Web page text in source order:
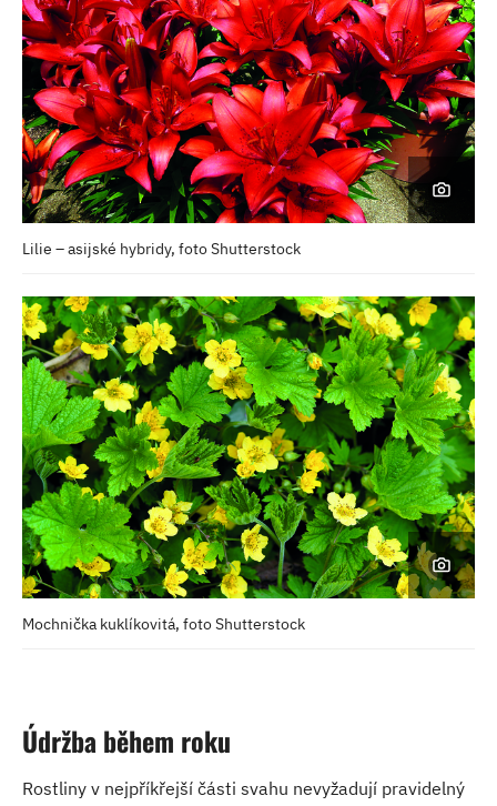
Lilie – asijské hybridy, foto Shutterstock
Mochnička kuklíkovitá, foto Shutterstock
Údržba během roku
Rostliny v nejpříkřejší části svahu nevyžadují pravidelný